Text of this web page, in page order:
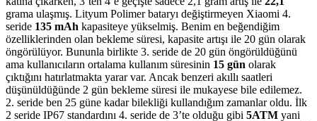
grama ulaşmış. Lityum Polimer bataryı değiştirmeyen Xiaomi 4.
seride 135 mAh kapasiteye yükselmiş. Benim en beğendiğim
özelliklerinden olan bekleme süresi, kapasite artışı ile 20 gün olarak
öngörülüyor. Bununla birlikte 3. seride de 20 gün öngörüldüğünü
ama kullanıcıların ortalama kullanım süresinin 15 gün olarak
çıktığını hatırlatmakta yarar var. Ancak benzeri akıllı saatleri
düşünüldüğünde 2 gün bekleme süresi ile mukayese bile edilemez.
2. seride ben 25 güne kadar bilekliği kullandığım zamanlar oldu. İlk
2 seride IP67 standardını 4. seride de 3’te olduğu gibi 5ATM yani